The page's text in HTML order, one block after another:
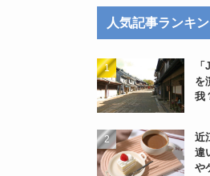
人気記事ランキ
を
我
近
違
や